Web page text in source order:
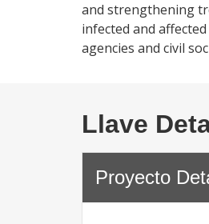
and strengthening
infected and
agencies and civil
Llave
Proyecto